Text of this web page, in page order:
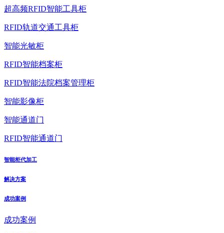
超高频RFID智能工具柜
RFID轨道交通工具柜
智能光敏柜
RFID智能档案柜
RFID智能法院档案管理柜
智能影像柜
智能通道门
RFID智能通道门
智能柜代加工
解决方案
成功案例
成功案例